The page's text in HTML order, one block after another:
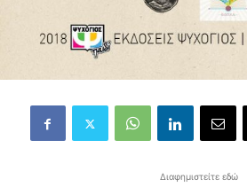
Διαφημιστείτε εδώ